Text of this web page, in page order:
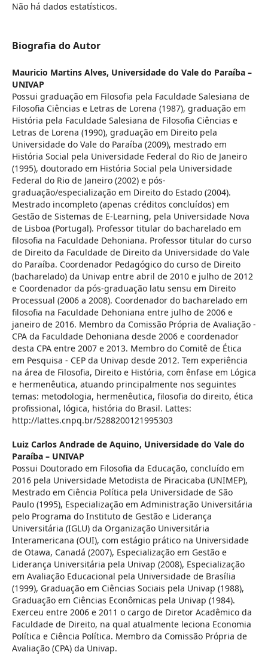
Não há dados estatísticos.
Biografia do Autor
Mauricio Martins Alves, Universidade do Vale do Paraíba –
UNIVAP
Possui graduação em Filosofia pela Faculdade Salesiana de
Filosofia Ciências e Letras de Lorena (1987), graduação em
História pela Faculdade Salesiana de Filosofia Ciências e
Letras de Lorena (1990), graduação em Direito pela
Universidade do Vale do Paraíba (2009), mestrado em
História Social pela Universidade Federal do Rio de Janeiro
(1995), doutorado em História Social pela Universidade
Federal do Rio de Janeiro (2002) e pós-
graduação/especialização em Direito do Estado (2004).
Mestrado incompleto (apenas créditos concluídos) em
Gestão de Sistemas de E-Learning, pela Universidade Nova
de Lisboa (Portugal). Professor titular do bacharelado em
filosofia na Faculdade Dehoniana. Professor titular do curso
de Direito da Faculdade de Direito da Universidade do Vale
do Paraíba. Coordenador Pedagógico do curso de Direito
(bacharelado) da Univap entre abril de 2010 e julho de 2012
e Coordenador da pós-graduação latu sensu em Direito
Processual (2006 a 2008). Coordenador do bacharelado em
filosofia na Faculdade Dehoniana entre julho de 2006 e
janeiro de 2016. Membro da Comissão Própria de Avaliação -
CPA da Faculdade Dehoniana desde 2006 e coordenador
desta CPA entre 2007 e 2013. Membro do Comitê de Ética
em Pesquisa - CEP da Univap desde 2012. Tem experiência
na área de Filosofia, Direito e História, com ênfase em Lógica
e hermenêutica, atuando principalmente nos seguintes
temas: metodologia, hermenêutica, filosofia do direito, ética
profissional, lógica, história do Brasil. Lattes:
http://lattes.cnpq.br/5288200121995303
Luiz Carlos Andrade de Aquino, Universidade do Vale do
Paraíba – UNIVAP
Possui Doutorado em Filosofia da Educação, concluído em
2016 pela Universidade Metodista de Piracicaba (UNIMEP),
Mestrado em Ciência Política pela Universidade de São
Paulo (1995), Especialização em Administração Universitária
pelo Programa do Instituto de Gestão e Liderança
Universitária (IGLU) da Organização Universitária
Interamericana (OUI), com estágio prático na Universidade
de Otawa, Canadá (2007), Especialização em Gestão e
Liderança Universitária pela Univap (2008), Especialização
em Avaliação Educacional pela Universidade de Brasília
(1999), Graduação em Ciências Sociais pela Univap (1988),
Graduação em Ciências Econômicas pela Univap (1984).
Exerceu entre 2006 e 2011 o cargo de Diretor Acadêmico da
Faculdade de Direito, na qual atualmente leciona Economia
Política e Ciência Política. Membro da Comissão Própria de
Avaliação (CPA) da Univap.